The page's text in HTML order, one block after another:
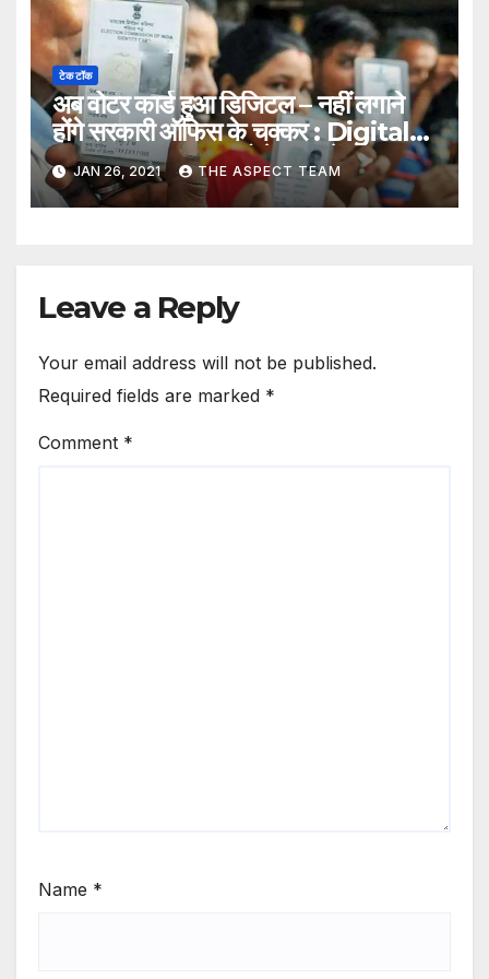
टेक टॉक
अब वोटर कार्ड हुआ डिजिटल – नहीं लगाने
होंगे सरकारी ऑफिस के चक्कर : Digital
Voter ID Card प्रोसेस समझें
JAN 26, 2021 THE ASPECT TEAM
Leave a Reply
Your email address will not be published.
Required fields are marked *
Comment *
Name *